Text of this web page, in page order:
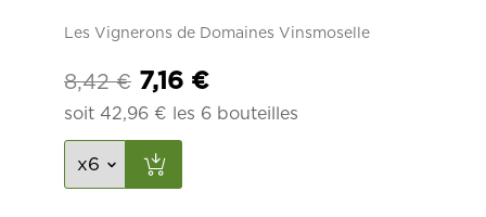
Les Vignerons de Domaines Vinsmoselle
8,42€ Le
prix
initial
était :
7,16 €Le
prix
soit 42,96 € les 6 bouteilles